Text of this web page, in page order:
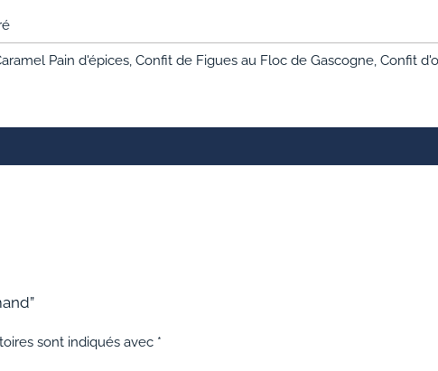
Pain d'épices, Confit de Figues au Floc de Gascogne, Confit
sont indiqués avec *